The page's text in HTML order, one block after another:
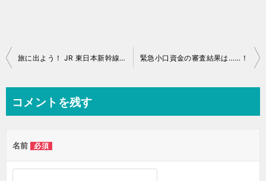
投
ビ
ー
シ
旅に出よう！ JR 東日本新幹線全方面で半額！ 緊急小口資金の審査結果は……！
コメントを残す
名前 必須